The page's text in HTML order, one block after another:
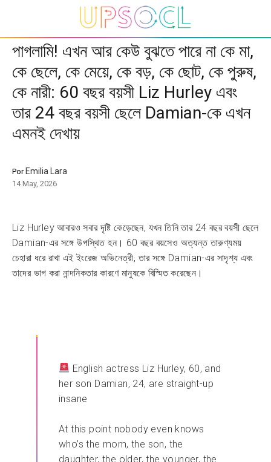
পাগলামি! এখন আর কেউ বুঝতে পারে না কে মা,
কে ছেলে, কে মেয়ে, কে বড়, কে ছোট, কে পুরুষ,
কে নারী: 60 বছর বয়সী Liz Hurley এবং
তার 24 বছর বয়সী ছেলে Damian-কে এখন
এমনই দেখায়
Por Emilia Lara
14 May, 2026
Liz Hurley আবারও সবার দৃষ্টি কেড়েছেন, যখন তিনি তার 24 বছর বয়সী ছেলে
Damian-এর সঙ্গে উপস্থিত হন। 60 বছর বয়সেও অত্যন্ত তারুণ্যময়
চেহারা ধরে রাখা এই ইংরেজ অভিনেত্রী, তার সঙ্গে Damian-এর সাদৃশ্য এবং
তাদের ভাগ করা নান্দনিকতার কারণে মানুষকে বিস্মিত করেছেন।
English actress Liz Hurley, 60, and
her son Damian, 24, are straight-up
insane
At this point nobody even knows
who’s the mom, the son, the
daughter, the older, the younger, the